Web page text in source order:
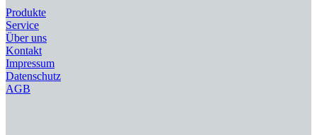
Produkte
Service
Über uns
Kontakt
Impressum
Datenschutz
AGB